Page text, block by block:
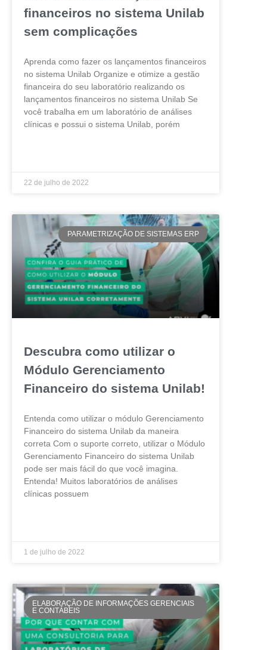
financeiros no sistema Unilab
sem complicações
Aprenda como fazer os lançamentos financeiros
no sistema Unilab Organize e otimize a gestão
financeira do seu laboratório realizando os
lançamentos financeiros no sistema Unilab Se
você trabalha em um laboratório de análises
clínicas e possui o sistema Unilab, porém
22 de julho de 2022
PARAMETRIZAÇÃO DE SISTEMAS ERP
Descubra como utilizar o
Módulo Gerenciamento
Financeiro do sistema Unilab!
Entenda como utilizar o módulo Gerenciamento
Financeiro do sistema Unilab da maneira
correta Com o suporte correto, utilizar o Módulo
Gerenciamento Financeiro do sistema Unilab
pode ser mais fácil do que você imagina.
Entenda! Muitos laboratórios de análises
clínicas possuem
1 de julho de 2022
ELABORAÇÃO DE INFORMAÇÕES GERENCIAIS
E CONTÁBEIS